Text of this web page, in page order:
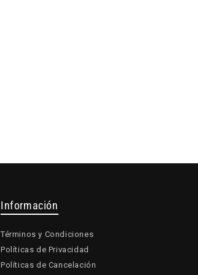
Información
Términos y Condiciones
Políticas de Privacidad
Políticas de Cancelación